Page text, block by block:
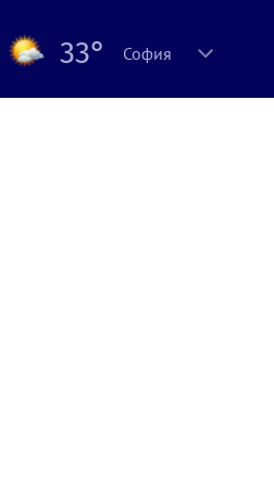
33° София